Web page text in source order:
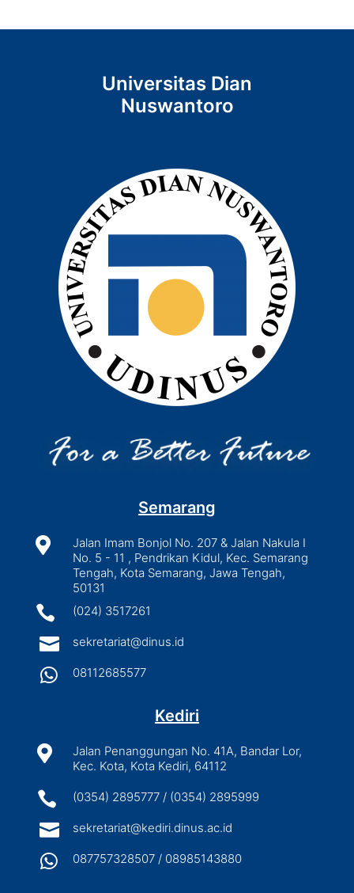
Universitas Dian
Nuswantoro
Semarang

Jalan Imam Bonjol No. 207 & Jalan Nakula I
No. 5 - 11 , Pendrikan Kidul, Kec. Semarang
Tengah, Kota Semarang, Jawa Tengah,
50131
 (024) 3517261
 sekretariat@dinus.id
 08112685577
Kediri

Jalan Penanggungan No. 41A, Bandar Lor,
Kec. Kota, Kota Kediri, 64112
 (0354) 2895777 / (0354) 2895999
 sekretariat@kediri.dinus.ac.id
 087757328507 / 08985143880